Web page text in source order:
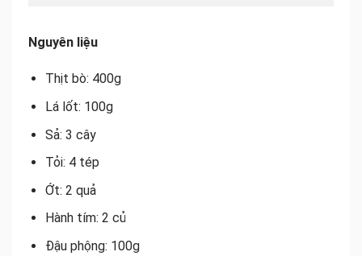
Nguyên liệu
Thịt bò: 400g
Lá lốt: 100g
Sả: 3 cây
Tỏi: 4 tép
Ớt: 2 quả
Hành tím: 2 củ
Đậu phộng: 100g